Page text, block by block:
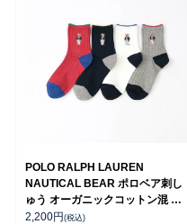
POLO RALPH LAUREN
NAUTICAL BEAR ポロベア刺し
ゅう オーガニックコットン混 日
本製 クルー丈 カジュアル ソック
2,200円(税込)